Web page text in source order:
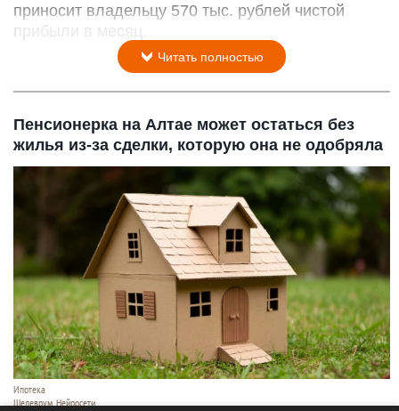
приносит владельцу 570 тыс. рублей чистой
прибыли в месяц.
Читать полностью
Пенсионерка на Алтае может остаться без
жилья из-за сделки, которую она не одобряла
Ипотека
Шедеврум. Нейросети